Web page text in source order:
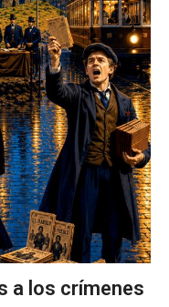
a los crímenes